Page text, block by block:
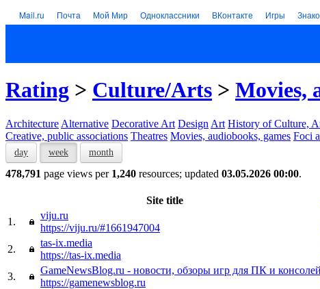
Mail.ru Почта Мой Мир Одноклассники ВКонтакте Игры
Rating > Culture/Arts > Movies,
Architecture Alternative Decorative Art Design Art History of Culture,
Creative, public associations Theatres Movies, audiobooks, games Foci
day week month
478,791 page views per 1,240 resources; updated 03.05.2026 00:00.
Site title
1.
viju.ru
https://viju.ru/#1661947004
2.
tas-ix.media
https://tas-ix.media
3.
GameNewsBlog.ru - новости, обзоры игр для ПК и консолей
https://gamenewsblog.ru